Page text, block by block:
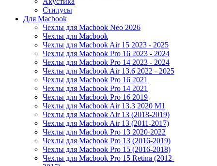
Стилусы
Для Macbook
Чехлы для Macbook Neo 2026
Чехлы для Macbook
Чехлы для Macbook Air 15 2023 - 2025
Чехлы для Macbook Pro 16 2023 - 2024
Чехлы для Macbook Pro 14 2023 - 2024
Чехлы для Macbook Air 13.6 2022 - 2025
Чехлы для Macbook Pro 16 2021
Чехлы для Macbook Pro 14 2021
Чехлы для Macbook Pro 16 2019
Чехлы для Macbook Air 13.3 2020 M1
Чехлы для Macbook Air 13 (2018-2019)
Чехлы для Macbook Air 13 (2011-2017)
Чехлы для Macbook Pro 13 2020-2022
Чехлы для Macbook Pro 13 (2016-2019)
Чехлы для Macbook Pro 15 (2016-2018)
Чехлы для Macbook Pro 15 Retina (2012-